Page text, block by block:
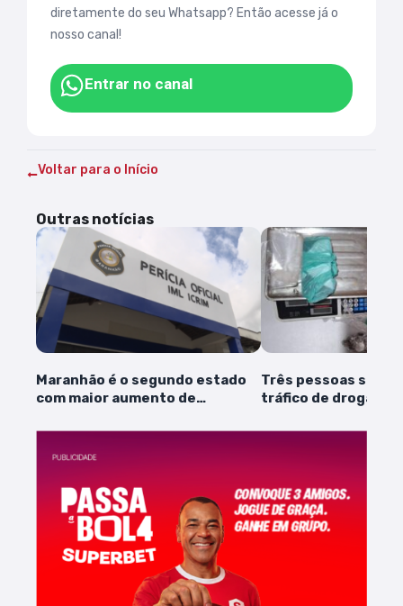
diretamente do seu Whatsapp? Então acesse já o
nosso canal!
Entrar no canal
Voltar para o Início
Outras notícias
Maranhão é o segundo estado
com maior aumento de
Três pessoas são
tráfico de drogas